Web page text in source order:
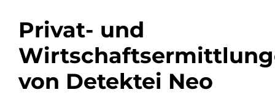
Privat- und
von Detektei Neo